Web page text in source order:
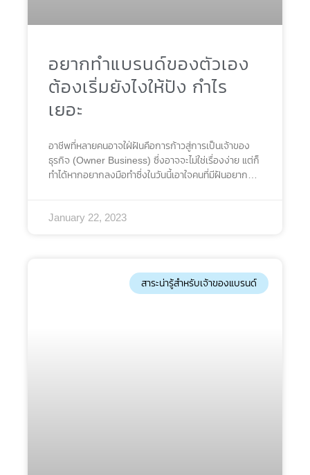
อยากทําแบรนด์ของตัวเอง
ต้องเริ่มยังไงให้ปัง กำไร
เยอะ
อาชีพที่หลายคนอาจใฝ่ฝันคือการก้าวสู่การเป็นเจ้าของ
ธุรกิจ (Owner Business) ซึ่งอาจจะไม่ใช่เรื่องง่าย แต่ก็
ทำได้หากอยากลงมือทำซึ่งในวันนี้เอาใจคนที่มีฝันอยาก
ความพร้อมอย่างไรซึ่งอย่ารอช้า! ไปเริ่มกันเลย 9 กลยุทธ์
รู้จักกลุ่มเป้าหมายกันก่อนว่าสินค้าที่เราจะทำออกมาสู่
ตลาดเหมาะกับคนกลุ่มไหน หรือมองเห็นโอกาสจากคน
January 22, 2023
สาระน่ารู้สำหรับเจ้าของแบรนด์